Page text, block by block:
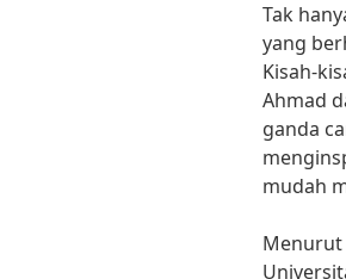
Tak
yang
Kisah-
Ahmad
ganda
mudah
Menurut